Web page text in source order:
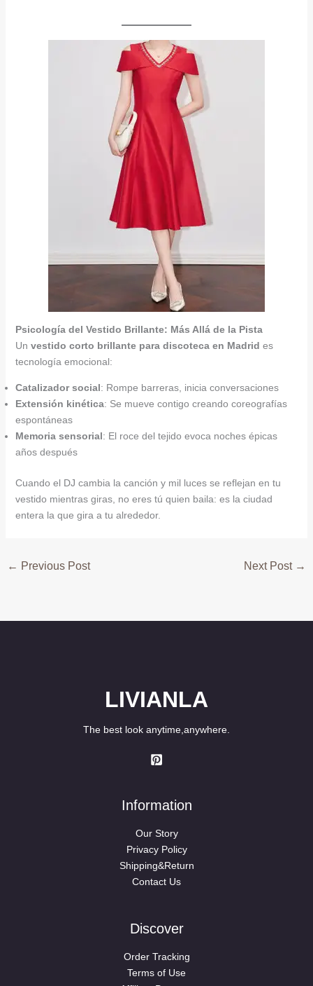
Psicología del Vestido Brillante: Más Allá de la Pista
Un vestido corto brillante para discoteca en Madrid es
tecnología emocional:
Catalizador social: Rompe barreras, inicia conversaciones
Extensión kinética: Se mueve contigo creando coreografías
espontáneas
Memoria sensorial: El roce del tejido evoca noches épicas
años después
Cuando el DJ cambia la canción y mil luces se reflejan en tu
vestido mientras giras, no eres tú quien baila: es la ciudad
entera la que gira a tu alrededor.
← Previous Post Next Post →
LIVIANLA
The best look anytime,anywhere.
Information
Our Story
Privacy Policy
Shipping&Return
Contact Us
Discover
Order Tracking
Terms of Use